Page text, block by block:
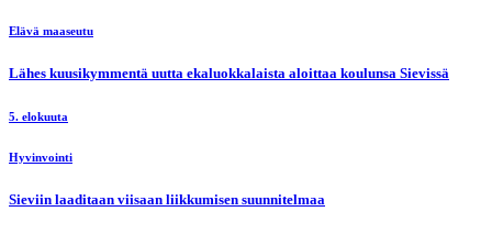
Elävä maaseutu
Lähes kuusikymmentä uutta ekaluokkalaista aloittaa koulunsa Sievissä
5. elokuuta
Hyvinvointi
Sieviin laaditaan viisaan liikkumisen suunnitelmaa